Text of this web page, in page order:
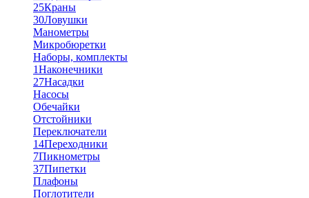
25Краны
30Ловушки
Манометры
Микробюретки
Наборы, комплекты
1Наконечники
27Насадки
Насосы
Обечайки
Отстойники
Переключатели
14Переходники
7Пикнометры
37Пипетки
Плафоны
Поглотители